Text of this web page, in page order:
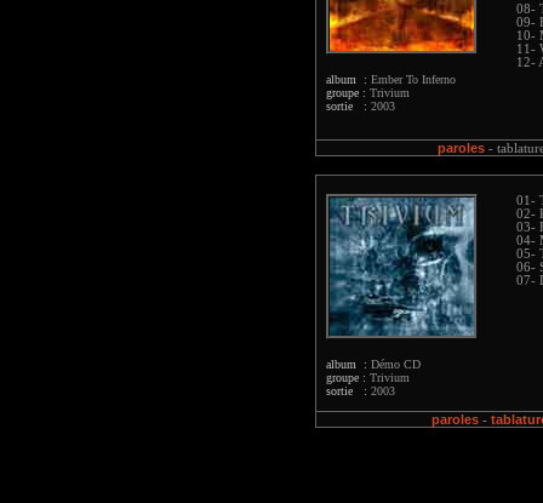
album : Ember To Inferno
groupe : Trivium
sortie : 2003
08-
09-
10-
11-
12-
paroles-
album : Démo CD
groupe : Trivium
sortie : 2003
01-
02-
03-
04-
05-
06-
07-
paroles -